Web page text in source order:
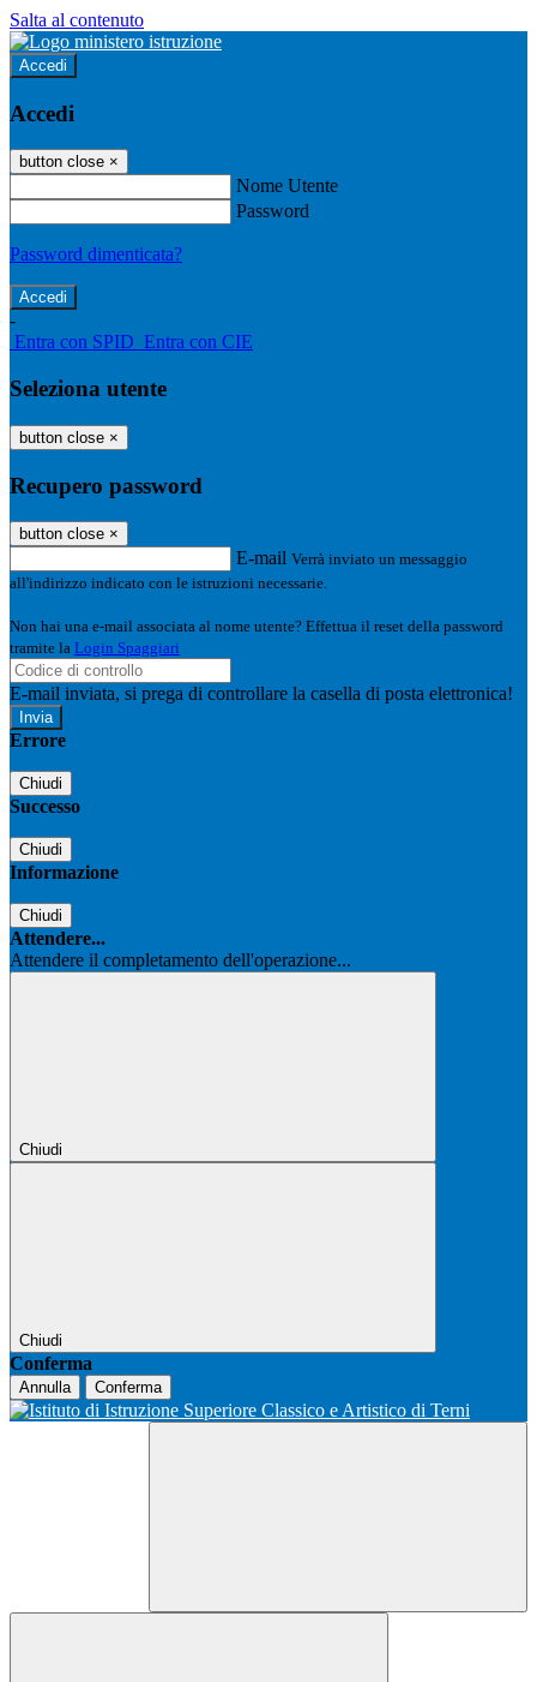
Salta al contenuto
Accedi
Accedi
button close ×
Nome Utente
Password
Password dimenticata?
-
Entra con SPID Entra con CIE
Seleziona utente
button close ×
Recupero password
button close ×
E-mail Verrà inviato un messaggio
all'indirizzo indicato con le istruzioni necessarie.
Non hai una e-mail associata al nome utente? Effettua il reset della password
tramite la Login Spaggiari
E-mail inviata, si prega di controllare la casella di posta elettronica!
Errore
Chiudi
Successo
Chiudi
Informazione
Chiudi
Attendere...
Attendere il completamento dell'operazione...
Chiudi
Chiudi
Conferma
Annulla Conferma